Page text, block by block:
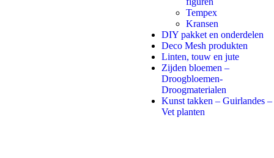
Tempex
Kransen
DIY pakket en onderdelen
Deco Mesh produkten
Linten, touw en jute
Zijden bloemen –
Droogbloemen-
Droogmaterialen
Kunst takken – Guirlandes –
Vet planten